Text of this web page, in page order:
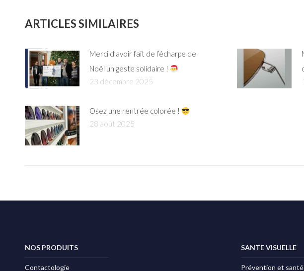
ARTICLES SIMILAIRES
Merci d’avoir fait de l’écharpe de
Noël un geste solidaire !
23 décembre 2025
Osez une rentrée colorée !
28 août 2025
NOS PRODUITS
Contactologie
SANTE VISUELLE
Prévention et